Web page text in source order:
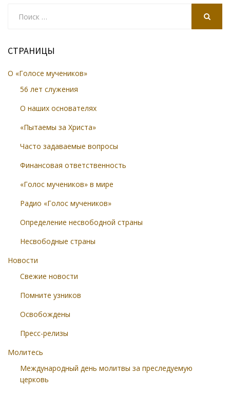
СТРАНИЦЫ
О «Голосе мучеников»
56 лет служения
О наших основателях
«Пытаемы за Христа»
Часто задаваемые вопросы
Финансовая ответственность
«Голос мучеников» в мире
Радио «Голос мучеников»
Определение несвободной страны
Несвободные страны
Новости
Свежие новости
Помните узников
Освобождены
Пресс-релизы
Молитесь
Международный день молитвы за преследуемую
церковь